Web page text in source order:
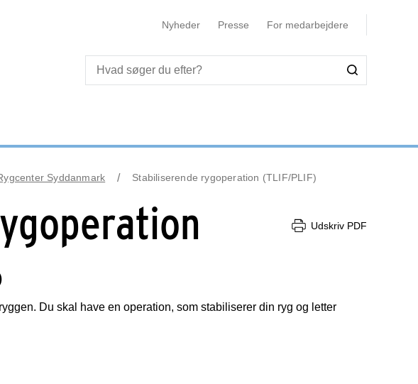
Nyheder Presse For medarbejdere
Syddanmark Stabiliserende rygoperation (TLIF/PLIF)
Udskriv PDF
Du skal have en operation, som stabiliserer din ryg og letter